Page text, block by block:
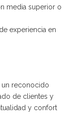
media superior o
experiencia en
un reconocido
de clientes y
y confort